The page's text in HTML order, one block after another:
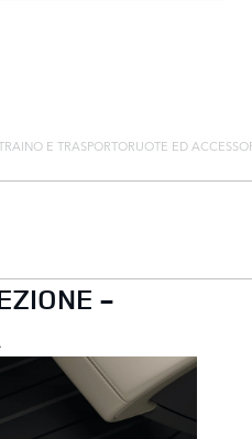
E TRASPORTORUOTE ED
-